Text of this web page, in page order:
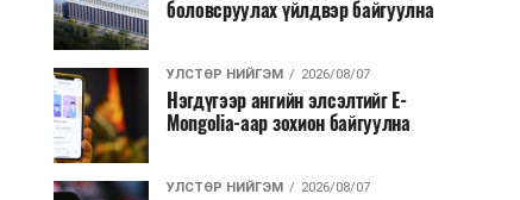
боловсруулах үйлдвэр байгуулна
УЛСТӨР НИЙГЭМ 2026/08/07
Нэгдүгээр ангийн элсэлтийг E-
Mongolia-аар зохион байгуулна
УЛСТӨР НИЙГЭМ 2026/08/07